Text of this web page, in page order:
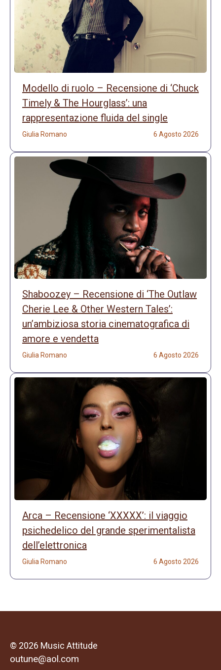
Modello di ruolo – Recensione di ‘Chuck
Timely & The Hourglass’: una
rappresentazione fluida del single
Giulia Romano 6 Agosto 2026
Shaboozey – Recensione di ‘The Outlaw
Cherie Lee & Other Western Tales’:
un’ambiziosa storia cinematografica di
amore e vendetta
Giulia Romano 6 Agosto 2026
Arca – Recensione ‘XXXXX’: il viaggio
psichedelico del grande sperimentalista
dell’elettronica
Giulia Romano 6 Agosto 2026
© 2026 Music Attitude
outune@aol.com